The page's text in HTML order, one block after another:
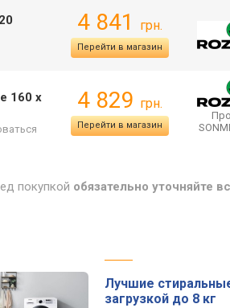
4 841 грн.
Перейти в магазин
160 x
4 829 грн.
Перейти в магазин
покупкой обязательно уточняйте
Лучшие
загрузкой до 8 кг